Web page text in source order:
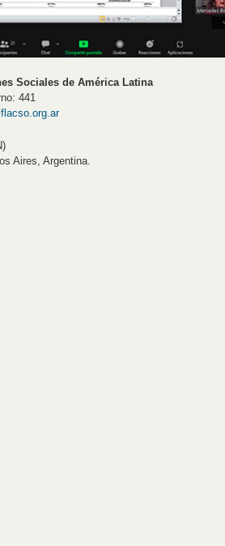
Sociales de América Latina
441
Aires, Argentina.